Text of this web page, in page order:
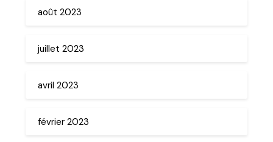
août 2023
juillet 2023
avril 2023
février 2023